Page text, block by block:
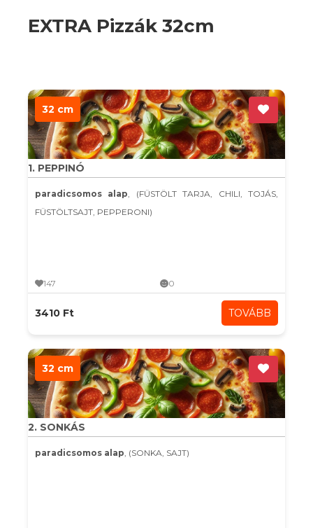
EXTRA Pizzák 32cm
32 cm
1. PEPPINÓ
paradicsomos alap, (FÜSTÖLT TARJA, CHILI, TOJÁS,
FÜSTÖLTSAJT, PEPPERONI)
147 0
3410 Ft TOVÁBB
32 cm
2. SONKÁS
paradicsomos alap, (SONKA, SAJT)